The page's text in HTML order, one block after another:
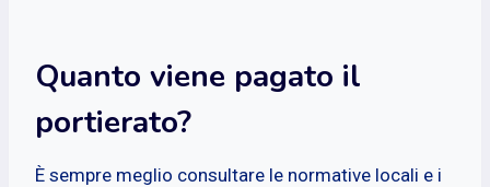
Quanto viene pagato il
portierato?
È sempre meglio consultare le normative locali e i